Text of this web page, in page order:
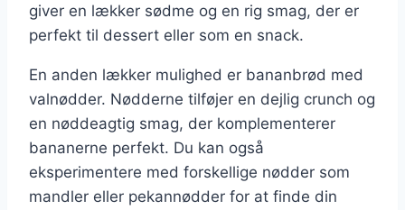
giver en lækker sødme og en rig smag, der er
perfekt til dessert eller som en snack.
En anden lækker mulighed er bananbrød med
valnødder. Nødderne tilføjer en dejlig crunch og
en nøddeagtig smag, der komplementerer
bananerne perfekt. Du kan også
eksperimentere med forskellige nødder som
mandler eller pekannødder for at finde din